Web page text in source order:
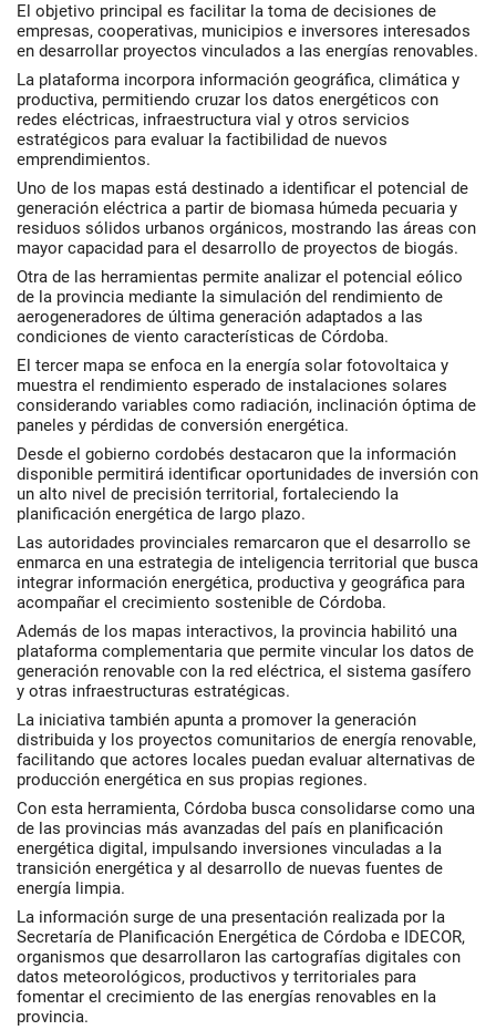
El objetivo principal es facilitar la toma de decisiones de
empresas, cooperativas, municipios e inversores interesados
en desarrollar proyectos vinculados a las energías renovables.
La plataforma incorpora información geográfica, climática y
productiva, permitiendo cruzar los datos energéticos con
redes eléctricas, infraestructura vial y otros servicios
estratégicos para evaluar la factibilidad de nuevos
emprendimientos.
Uno de los mapas está destinado a identificar el potencial de
generación eléctrica a partir de biomasa húmeda pecuaria y
residuos sólidos urbanos orgánicos, mostrando las áreas con
mayor capacidad para el desarrollo de proyectos de biogás.
Otra de las herramientas permite analizar el potencial eólico
de la provincia mediante la simulación del rendimiento de
aerogeneradores de última generación adaptados a las
condiciones de viento características de Córdoba.
El tercer mapa se enfoca en la energía solar fotovoltaica y
muestra el rendimiento esperado de instalaciones solares
considerando variables como radiación, inclinación óptima de
paneles y pérdidas de conversión energética.
Desde el gobierno cordobés destacaron que la información
disponible permitirá identificar oportunidades de inversión con
un alto nivel de precisión territorial, fortaleciendo la
planificación energética de largo plazo.
Las autoridades provinciales remarcaron que el desarrollo se
enmarca en una estrategia de inteligencia territorial que busca
integrar información energética, productiva y geográfica para
acompañar el crecimiento sostenible de Córdoba.
Además de los mapas interactivos, la provincia habilitó una
plataforma complementaria que permite vincular los datos de
generación renovable con la red eléctrica, el sistema gasífero
y otras infraestructuras estratégicas.
La iniciativa también apunta a promover la generación
distribuida y los proyectos comunitarios de energía renovable,
facilitando que actores locales puedan evaluar alternativas de
producción energética en sus propias regiones.
Con esta herramienta, Córdoba busca consolidarse como una
de las provincias más avanzadas del país en planificación
energética digital, impulsando inversiones vinculadas a la
transición energética y al desarrollo de nuevas fuentes de
energía limpia.
La información surge de una presentación realizada por la
Secretaría de Planificación Energética de Córdoba e IDECOR,
organismos que desarrollaron las cartografías digitales con
datos meteorológicos, productivos y territoriales para
fomentar el crecimiento de las energías renovables en la
provincia.